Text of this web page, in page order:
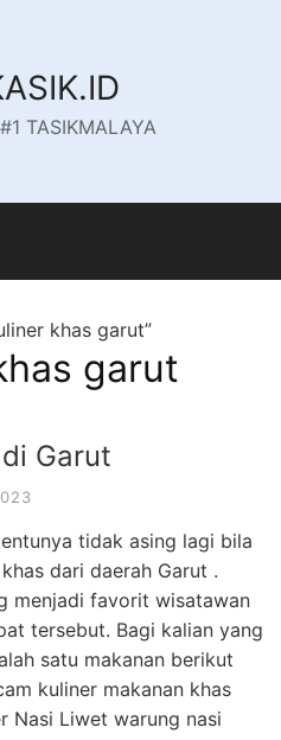
TASIKMALAYA
khas garut”
garut
Garut
tidak asing lagi bila
dari daerah Garut .
menjadi favorit wisatawan
tersebut. Bagi kalian yang
satu makanan berikut
kuliner makanan khas
Nasi Liwet warung nasi